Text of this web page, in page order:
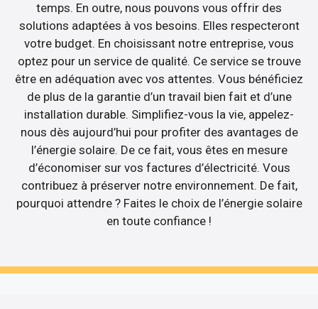
temps. En outre, nous pouvons vous offrir des
solutions adaptées à vos besoins. Elles respecteront
votre budget. En choisissant notre entreprise, vous
optez pour un service de qualité. Ce service se trouve
être en adéquation avec vos attentes. Vous bénéficiez
de plus de la garantie d’un travail bien fait et d’une
installation durable. Simplifiez-vous la vie, appelez-
nous dès aujourd’hui pour profiter des avantages de
l’énergie solaire. De ce fait, vous êtes en mesure
d’économiser sur vos factures d’électricité. Vous
contribuez à préserver notre environnement. De fait,
pourquoi attendre ? Faites le choix de l’énergie solaire
en toute confiance !